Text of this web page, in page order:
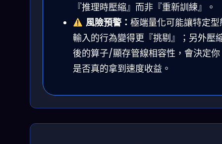
『推理時壓縮』而非『重新訓練』。
風險預警： 極端量化可能讓特定型
輸入的行為變得更『挑剔』；另外壓
後的算子/顯存管線相容性，會決定你
是否真的拿到速度收益。